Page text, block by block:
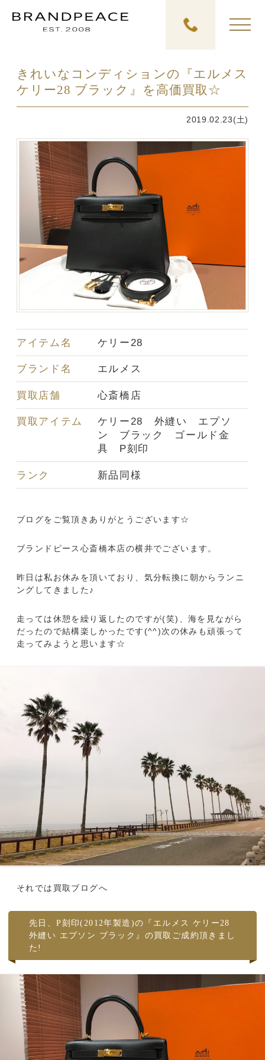
きれいなコンディションの『エルメス
ケリー28 ブラック』を高価買取☆
2019.02.23(土)
アイテム名 ケリー28
ブランド名 エルメス
買取店舗 心斎橋店
買取アイテム
ケリー28 外縫い エプソ
ン ブラック ゴールド金
具 P刻印
ランク 新品同様
ブログをご覧頂きありがとうございます☆
ブランドピース心斎橋本店の横井でございます。
昨日は私お休みを頂いており、気分転換に朝からランニ
ングしてきました♪
走っては休憩を繰り返したのですが(笑)、海を見ながら
だったので結構楽しかったです(^^)次の休みも頑張って
走ってみようと思います☆
それでは買取ブログへ
先日、P刻印(2012年製造)の『エルメス ケリー28
外縫い エプソン ブラック』の買取ご成約頂きまし
た!